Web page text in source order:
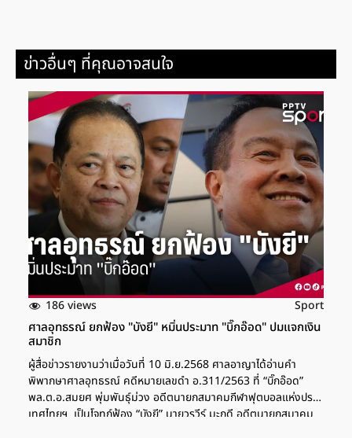
ข่าวอื่นๆ ที่คุณอาจสนใจ
186 views Sport
ศาลอุทธรณ์ ยกฟ้อง "บังยี" หมิ่นประมาท "บิ๊กอ๊อด" ปมแจกเงิน
สมาชิก
ผู้สื่อข่าวรายงานว่าเมื่อวันที่ 10 มิ.ย.2568 ศาลอาญาได้อ่านคำ
พิพากษาศาลอุทธรณ์ คดีหมายเลขดำ อ.311/2563 ที่ “บิ๊กอ๊อด”
พล.ต.อ.สมยศ พุ่มพันธุ์ม่วง อดีตนายกสมาคมกีฬาฟุตบอลแห่งประ
เทศไทยฯ เป็นโจทก์ฟ้อง “บังยี” นายวรวีร์ มะกูดี อดีตนายกสมาคม